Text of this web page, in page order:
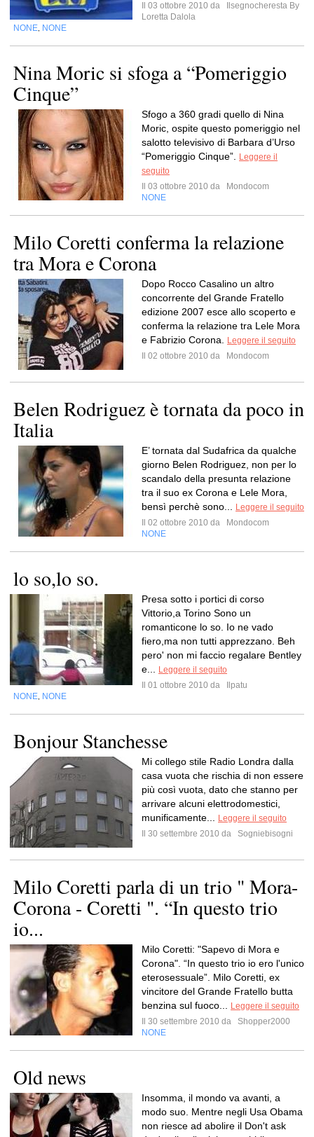
Il 03 ottobre 2010 da
Ilsegnocheresta By
Loretta Dalola
NONE NONE
Nina Moric si sfoga a “Pomeriggio
Cinque”
Sfogo a 360 gradi quello di Nina
Moric, ospite questo pomeriggio nel
salotto televisivo di Barbara d’Urso
“Pomeriggio Cinque”.
Leggere il
seguito
Il 03 ottobre 2010 da
Mondocom
NONE
Milo Coretti conferma la relazione
tra Mora e Corona
Dopo Rocco Casalino un altro
concorrente del Grande Fratello
edizione 2007 esce allo scoperto e
conferma la relazione tra Lele Mora
e Fabrizio Corona.
Leggere il seguito
Il 02 ottobre 2010 da
Mondocom
Belen Rodriguez è tornata da poco in
Italia
E’ tornata dal Sudafrica da qualche
giorno Belen Rodriguez, non per lo
scandalo della presunta relazione
tra il suo ex Corona e Lele Mora,
bensì perchè sono...
Leggere il seguito
Il 02 ottobre 2010 da
Mondocom
NONE
lo so,lo so.
Presa sotto i portici di corso
Vittorio,a Torino Sono un
romanticone lo so. Io ne vado
fiero,ma non tutti apprezzano. Beh
pero' non mi faccio regalare Bentley
e...
Leggere il seguito
Il 01 ottobre 2010 da
Ilpatu
NONE NONE
Bonjour Stanchesse
Mi collego stile Radio Londra dalla
casa vuota che rischia di non essere
più così vuota, dato che stanno per
arrivare alcuni elettrodomestici,
munificamente...
Leggere il seguito
Il 30 settembre 2010 da
Sogniebisogni
Milo Coretti parla di un trio " Mora-
Corona - Coretti ". “In questo trio
io...
Milo Coretti: "Sapevo di Mora e
Corona". “In questo trio io ero l'unico
eterosessuale”. Milo Coretti, ex
vincitore del Grande Fratello butta
benzina sul fuoco...
Leggere il seguito
Il 30 settembre 2010 da
Shopper2000
NONE
Old news
Insomma, il mondo va avanti, a
modo suo. Mentre negli Usa Obama
non riesce ad abolire il Don't ask